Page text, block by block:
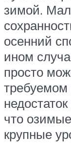
зимой.
осенний
ином
просто
что
крупные